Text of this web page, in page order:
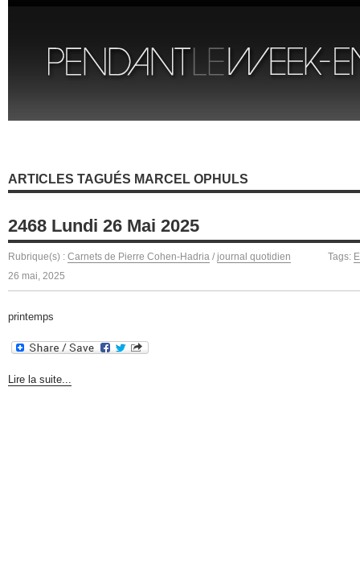
ARTICLES TAGUÉS MARCEL OPHULS
2468 Lundi 26 Mai 2025
Rubrique(s) : Carnets de Pierre Cohen-Hadria / journal quotidien Tags:
26 mai, 2025
printemps
Lire la suite...